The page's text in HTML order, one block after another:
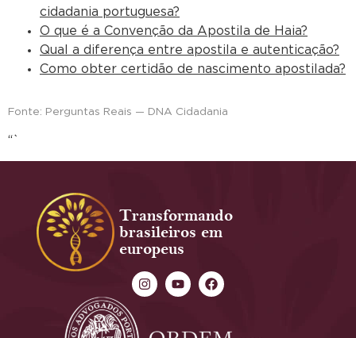
cidadania portuguesa?
O que é a Convenção da Apostila de Haia?
Qual a diferença entre apostila e autenticação?
Como obter certidão de nascimento apostilada?
Fonte: Perguntas Reais — DNA Cidadania
“`
Transformando
brasileiros em
europeus